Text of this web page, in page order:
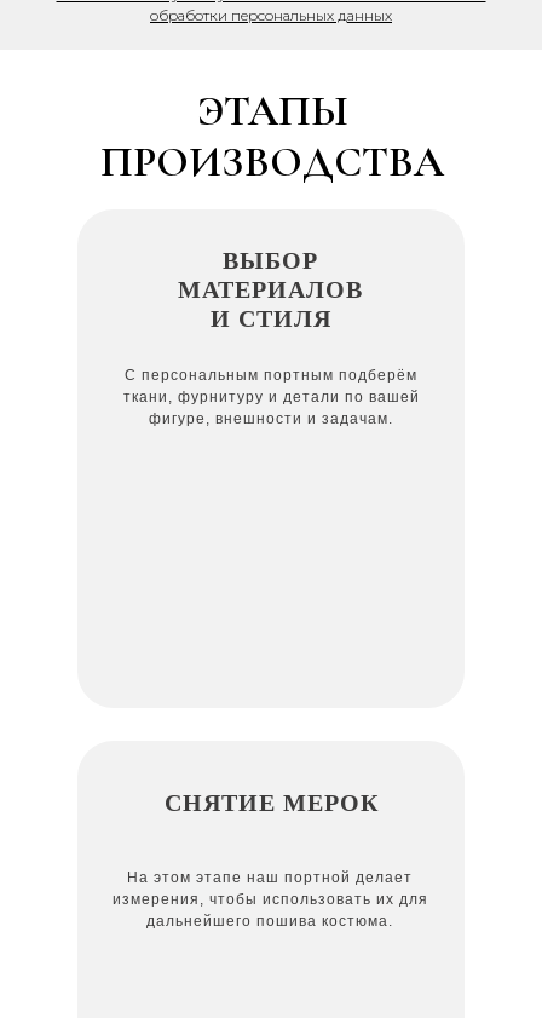
обработки персональных данных
На этом этапе наш портной делает
измерения, чтобы использовать их для
дальнейшего пошива костюма.
СНЯТИЕ МЕРОК
С персональным портным подберём
ткани, фурнитуру и детали по вашей
фигуре, внешности и задачам.
ВЫБОР
МАТЕРИАЛОВ
И СТИЛЯ
ЭТАПЫ
ПРОИЗВОДСТВА